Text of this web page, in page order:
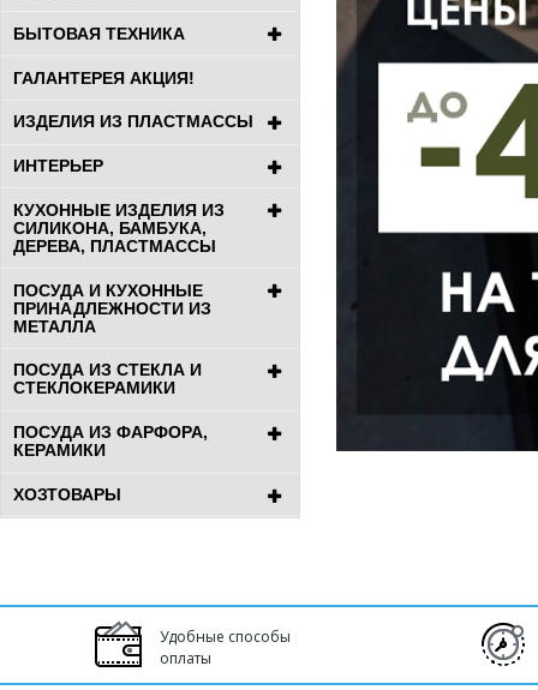
БЫТОВАЯ ТЕХНИКА
ГАЛАНТЕРЕЯ АКЦИЯ!
ИЗДЕЛИЯ ИЗ ПЛАСТМАССЫ
ИНТЕРЬЕР
КУХОННЫЕ ИЗДЕЛИЯ ИЗ
СИЛИКОНА, БАМБУКА,
ДЕРЕВА, ПЛАСТМАССЫ
ПОСУДА И КУХОННЫЕ
ПРИНАДЛЕЖНОСТИ ИЗ
МЕТАЛЛА
ПОСУДА ИЗ СТЕКЛА И
СТЕКЛОКЕРАМИКИ
ПОСУДА ИЗ ФАРФОРА,
КЕРАМИКИ
ХОЗТОВАРЫ
Удобные способы
оплаты